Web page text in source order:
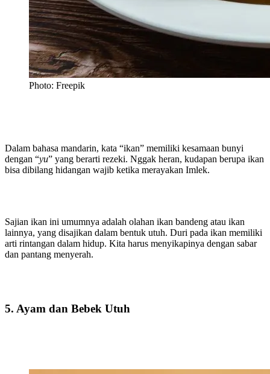
Photo: Freepik
Dalam bahasa mandarin, kata “ikan” memiliki kesamaan bunyi
dengan “yu” yang berarti rezeki. Nggak heran, kudapan berupa ikan
bisa dibilang hidangan wajib ketika merayakan Imlek.
Sajian ikan ini umumnya adalah olahan ikan bandeng atau ikan
lainnya, yang disajikan dalam bentuk utuh. Duri pada ikan memiliki
arti rintangan dalam hidup. Kita harus menyikapinya dengan sabar
dan pantang menyerah.
5. Ayam dan Bebek Utuh